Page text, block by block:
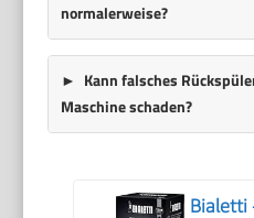
normalerweise?
Kann falsches
Maschine schaden?
Bialetti